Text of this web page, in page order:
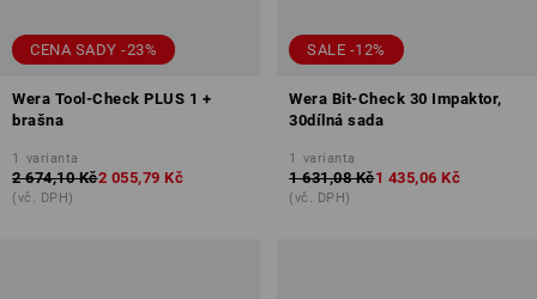
CENA SADY -23%
Wera Tool-Check PLUS 1 +
brašna
1 varianta
2 674,10 Kč2 055,79 Kč
(vč. DPH)
SALE -12%
Wera Bit-Check 30 Impaktor,
30dílná sada
1 varianta
1 631,08 Kč1 435,06 Kč
(vč. DPH)